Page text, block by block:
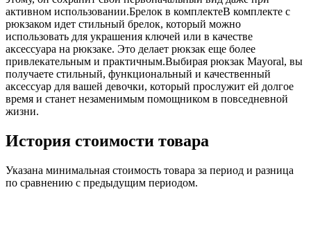
активном использовании.Брелок в комплектеВ комплекте с
рюкзаком идет стильный брелок, который можно
использовать для украшения ключей или в качестве
аксессуара на рюкзаке. Это делает рюкзак еще более
привлекательным и практичным.Выбирая рюкзак Mayoral, вы
получаете стильный, функциональный и качественный
аксессуар для вашей девочки, который прослужит ей долгое
время и станет незаменимым помощником в повседневной
жизни.
История стоимости товара
Указана минимальная стоимость товара за период и разница
по сравнению с предыдущим периодом.